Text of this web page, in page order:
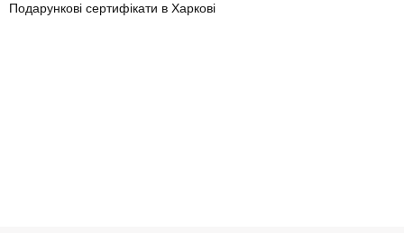
Подарункові сертифікати в Харкові